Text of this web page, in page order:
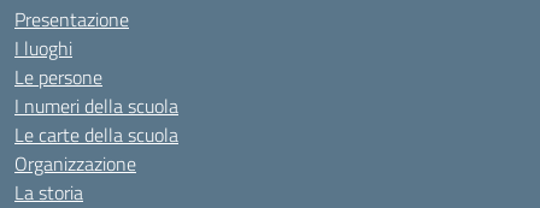
Presentazione
I luoghi
Le persone
I numeri della scuola
Le carte della scuola
Organizzazione
La storia